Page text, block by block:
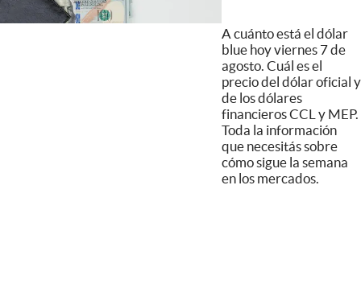
A cuánto está el dólar
blue hoy viernes 7 de
agosto. Cuál es el
precio del dólar oficial y
de los dólares
financieros CCL y MEP.
Toda la información
que necesitás sobre
cómo sigue la semana
en los mercados.